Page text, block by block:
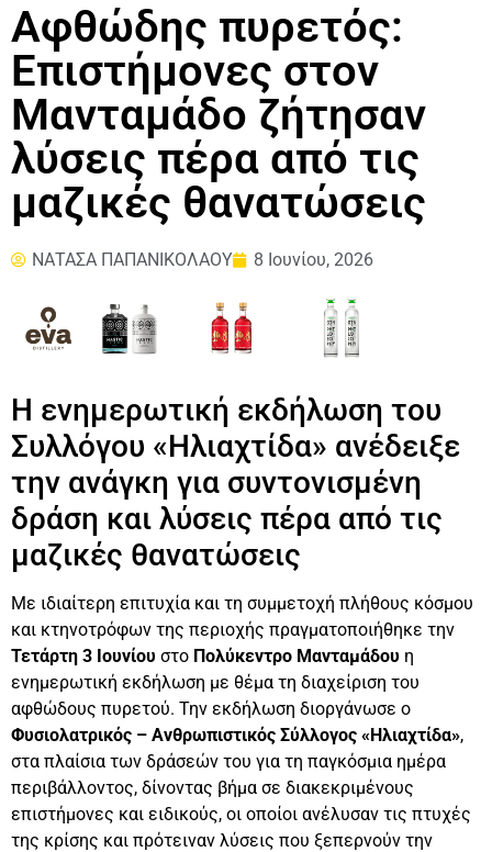
Αφθώδης πυρετός:
Επιστήμονες στον
Μανταμάδο ζήτησαν
λύσεις πέρα από τις
μαζικές θανατώσεις
ΝΑΤΑΣΑ ΠΑΠΑΝΙΚΟΛΑΟΥ 8 Ιουνίου, 2026
Η ενημερωτική εκδήλωση του
Συλλόγου «Ηλιαχτίδα» ανέδειξε
την ανάγκη για συντονισμένη
δράση και λύσεις πέρα από τις
μαζικές θανατώσεις
Με ιδιαίτερη επιτυχία και τη συμμετοχή πλήθους κόσμου
και κτηνοτρόφων της περιοχής πραγματοποιήθηκε την
Τετάρτη 3 Ιουνίου στο Πολύκεντρο Μανταμάδου η
ενημερωτική εκδήλωση με θέμα τη διαχείριση του
αφθώδους πυρετού. Την εκδήλωση διοργάνωσε ο
Φυσιολατρικός – Ανθρωπιστικός Σύλλογος «Ηλιαχτίδα»,
στα πλαίσια των δράσεών του για τη παγκόσμια ημέρα
περιβάλλοντος, δίνοντας βήμα σε διακεκριμένους
επιστήμονες και ειδικούς, οι οποίοι ανέλυσαν τις πτυχές
της κρίσης και πρότειναν λύσεις που ξεπερνούν την